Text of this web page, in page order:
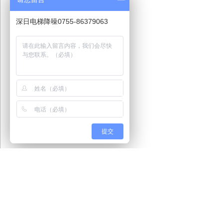
深日电梯降噪0755-86379063
提交